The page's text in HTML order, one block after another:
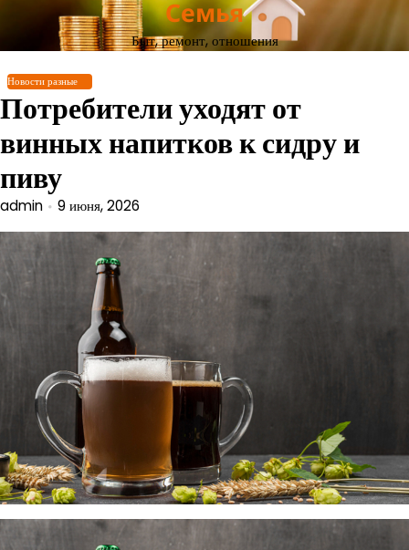
Перейти
содержимому
Семья
Быт, ремонт, отношения
Новости разные
Потребители уходят от
винных напитков к сидру и
пиву
admin 9 июня, 2026